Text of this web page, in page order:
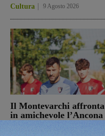
Cultura 9 Agosto 2026
Il Montevarchi affronta
in amichevole l’Ancona